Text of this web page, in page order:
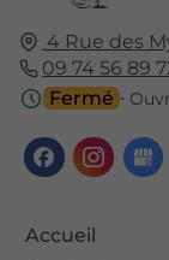
4 Rue des
09 74 56 89
Fermé ⋅
Accueil